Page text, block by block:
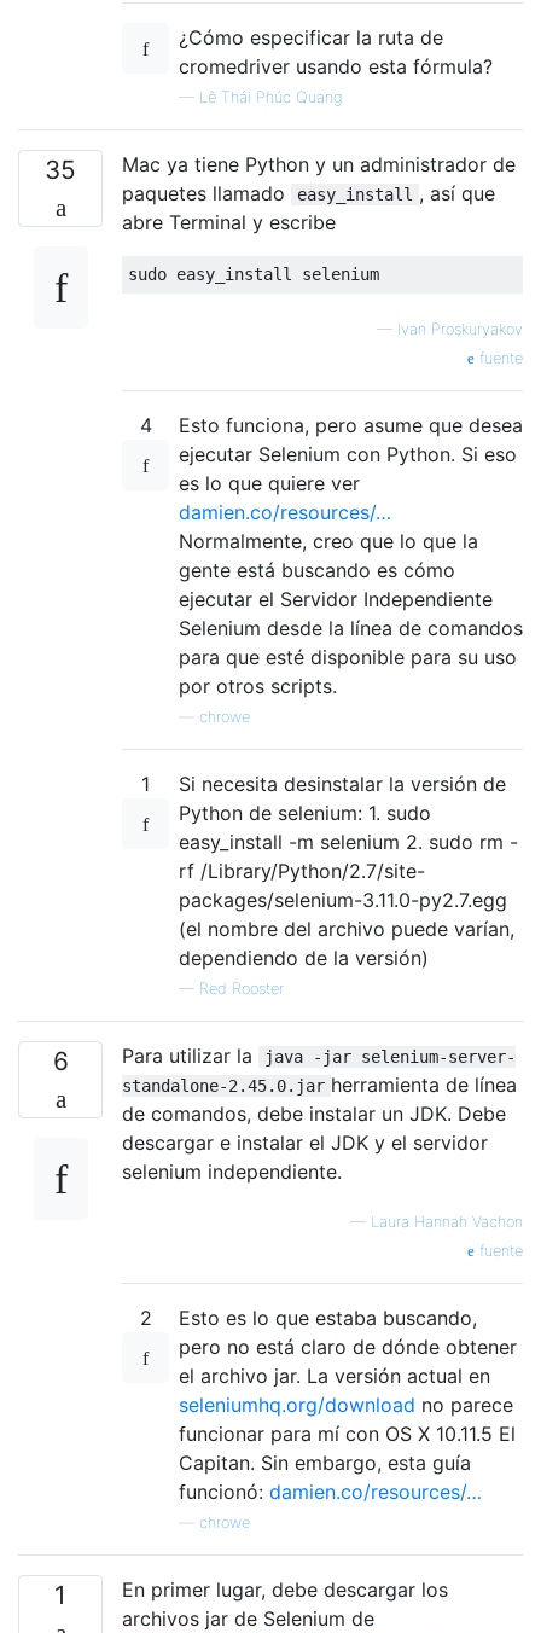
¿Cómo especificar la ruta de
cromedriver usando esta fórmula?
— Lê Thái Phúc Quang
35
Mac ya tiene Python y un administrador de
paquetes llamado
easy_install , así que
abre Terminal y escribe
— Ivan Proskuryakov
fuente
4
Esto funciona, pero asume que desea
ejecutar Selenium con Python. Si eso
es lo que quiere ver
damien.co/resources/…
Normalmente, creo que lo que la
gente está buscando es cómo
ejecutar el Servidor Independiente
Selenium desde la línea de comandos
para que esté disponible para su uso
por otros scripts.
chrowe
1
Si necesita desinstalar la versión de
Python de selenium: 1. sudo
easy_install -m selenium 2. sudo rm -
rf /Library/Python/2.7/site-
packages/selenium-3.11.0-py2.7.egg
(el nombre del archivo puede varían,
dependiendo de la versión)
— Red Rooster
6 Para utilizar la
java -jar selenium-server-
standalone-2.45.0.jar herramienta de línea
de comandos, debe instalar un JDK. Debe
descargar e instalar el JDK y el servidor
selenium independiente.
— Laura Hannah Vachon
fuente
2
Esto es lo que estaba buscando,
pero no está claro de dónde obtener
el archivo jar. La versión actual en
seleniumhq.org/download no parece
funcionar para mí con OS X 10.11.5 El
Capitan. Sin embargo, esta guía
funcionó: damien.co/resources/…
chrowe
1
En primer lugar, debe descargar los
archivos jar de Selenium de